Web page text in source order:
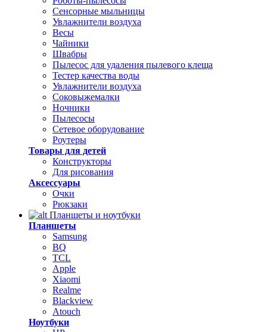
Сенсорные мыльницы
Увлажнители воздуха
Весы
Чайники
Швабры
Пылесос для удаления пылевого клеща
Тестер качества воды
Увлажнители воздуха
Соковыжемалки
Ночники
Пылесосы
Сетевое оборудование
Роутеры
Товары для детей
Конструкторы
Для рисования
Аксессуары
Очки
Рюкзаки
Планшеты и ноутбуки
Планшеты
Samsung
BQ
TCL
Apple
Xiaomi
Realme
Blackview
Atouch
Ноутбуки